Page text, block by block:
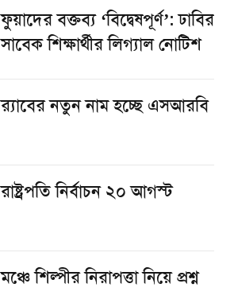
ফুয়াদের বক্তব্য ‘বিদ্বেষপূর্ণ’: ঢাবির
সাবেক শিক্ষার্থীর লিগ্যাল নোটিশ
র‌্যাবের নতুন নাম হচ্ছে এসআরবি
রাষ্ট্রপতি নির্বাচন ২০ আগস্ট
​মঞ্চে শিল্পীর নিরাপত্তা নিয়ে প্রশ্ন